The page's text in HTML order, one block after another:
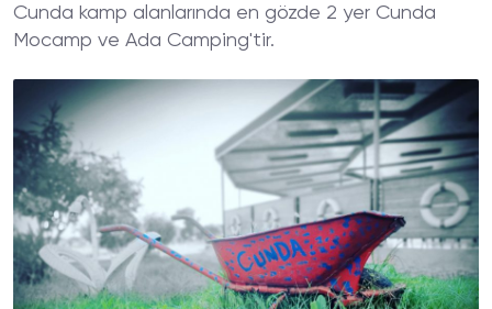
Cunda kamp alanlarında en gözde 2 yer Cunda
Mocamp ve Ada Camping'tir.